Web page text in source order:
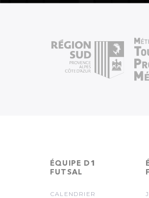
ÉQUIPE D1
FUTSAL
CALENDRIER